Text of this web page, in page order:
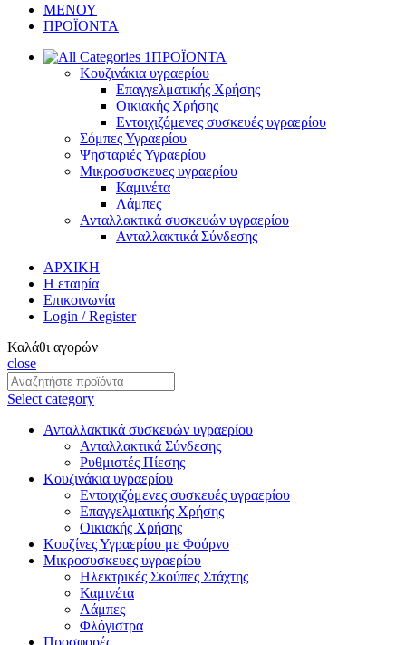
ΜΕΝΟΥ
ΠΡΟΪΟΝΤΑ
ΠΡΟΪΟΝΤΑ
Κουζινάκια υγραερίου
Επαγγελματικής Χρήσης
Οικιακής Χρήσης
Εντοιχιζόμενες συσκευές υγραερίου
Σόμπες Υγραερίου
Ψησταριές Υγραερίου
Μικροσυσκευες υγραερίου
Καμινέτα
Λάμπες
Ανταλλακτικά συσκευών υγραερίου
Ανταλλακτικά Σύνδεσης
ΑΡΧΙΚΗ
Η εταιρία
Επικοινωνία
Login / Register
Καλάθι αγορών
close
Select category
Ανταλλακτικά συσκευών υγραερίου
Ανταλλακτικά Σύνδεσης
Ρυθμιστές Πίεσης
Κουζινάκια υγραερίου
Εντοιχιζόμενες συσκευές υγραερίου
Επαγγελματικής Χρήσης
Οικιακής Χρήσης
Κουζίνες Υγραερίου με Φούρνο
Μικροσυσκευες υγραερίου
Ηλεκτρικές Σκούπες Στάχτης
Καμινέτα
Λάμπες
Φλόγιστρα
Προσφορές